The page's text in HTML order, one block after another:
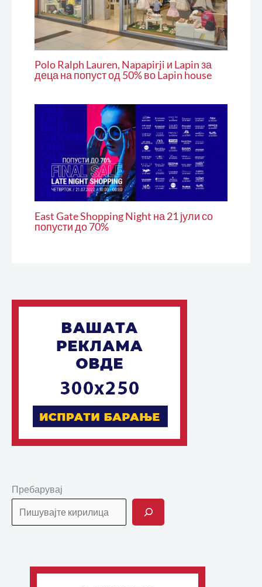
Polo Ralph Lauren, Napapirji и Lapin за
деца на попуст од 50% во Lapin house
East Gate Shopping Night на 21 јули со
попусти до 70%
Пребарувај